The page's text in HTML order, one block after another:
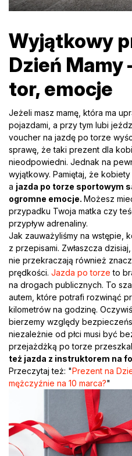
Wyjątkowy
Dzień Mamy
tor, emocje
Jeżeli masz mamę, która ma
pojazdami, a przy tym lubi
voucher na jazdę po torze
sprawę, że taki prezent dla
nieodpowiedni. Jednak na
wyjątkowy. Pamiętaj, że
a jazda po torze sportowym
ogromne emocje. Możesz
przypadku Twoja matka czy
przypływ adrenaliny.
Jak zauważyliśmy na wstępie,
z przepisami. Zwłaszcza
nie przekraczają również
prędkości. Jazda po torze to
na drogach publicznych. To
autem, które potrafi rozwinąć
kilometrów na godzinę.
bierzemy względy
niezależnie od płci musi być
przejażdżką po torze
też jazda z instruktorem na
Przeczytaj też: "Prezent na
mężczyźnie na 10 marca?"